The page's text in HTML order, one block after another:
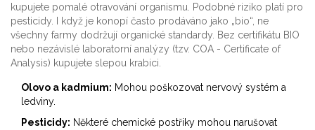
kupujete pomalé otravování organismu. Podobné riziko platí pro
pesticidy. I když je konopí často prodáváno jako „bio“, ne
všechny farmy dodržují organické standardy. Bez certifikátu BIO
nebo nezávislé laboratorní analýzy (tzv. COA - Certificate of
Analysis) kupujete slepou krabici.
Olovo a kadmium: Mohou poškozovat nervový systém a
ledviny.
Pesticidy: Některé chemické postřiky mohou narušovat